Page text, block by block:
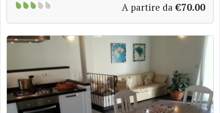
A partire da €70.00